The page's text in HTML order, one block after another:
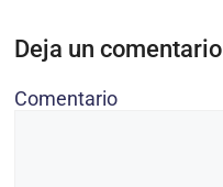
Deja un comentario
Comentario